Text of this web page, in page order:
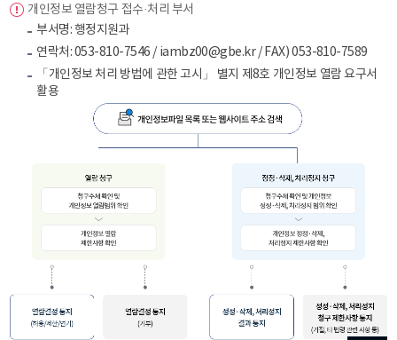
개인정보 열람청구 접수·처리 부서
부서명: 행정지원과
연락처: 053-810-7546 / iambz00@gbe.kr / FAX) 053-810-7589
「개인정보 처리 방법에 관한 고시」 별지 제8호 개인정보 열람 요구서
활용